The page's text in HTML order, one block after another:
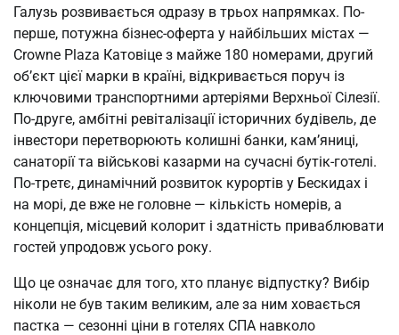
Галузь розвивається одразу в трьох напрямках. По-
перше, потужна бізнес-оферта у найбільших містах —
Crowne Plaza Катовіце з майже 180 номерами, другий
об’єкт цієї марки в країні, відкривається поруч із
ключовими транспортними артеріями Верхньої Сілезії.
По-друге, амбітні ревіталізації історичних будівель, де
інвестори перетворюють колишні банки, кам’яниці,
санаторії та військові казарми на сучасні бутік-готелі.
По-третє, динамічний розвиток курортів у Бескидах і
на морі, де вже не головне — кількість номерів, а
концепція, місцевий колорит і здатність приваблювати
гостей упродовж усього року.
Що це означає для того, хто планує відпустку? Вибір
ніколи не був таким великим, але за ним ховається
пастка — сезонні ціни в готелях СПА навколо